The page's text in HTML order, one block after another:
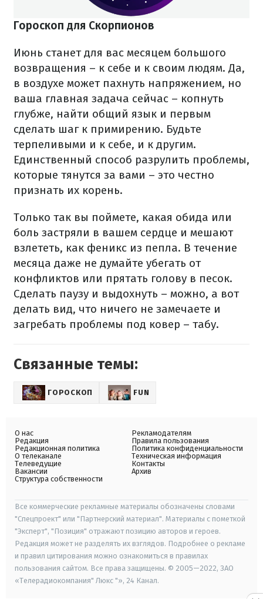
Гороскоп для Скорпионов
Июнь станет для вас месяцем большого
возвращения – к себе и к своим людям. Да,
в воздухе может пахнуть напряжением, но
ваша главная задача сейчас – копнуть
глубже, найти общий язык и первым
сделать шаг к примирению. Будьте
терпеливыми и к себе, и к другим.
Единственный способ разрулить проблемы,
которые тянутся за вами – это честно
признать их корень.
Только так вы поймете, какая обида или
боль застряли в вашем сердце и мешают
взлететь, как феникс из пепла. В течение
месяца даже не думайте убегать от
конфликтов или прятать голову в песок.
Сделать паузу и выдохнуть – можно, а вот
делать вид, что ничего не замечаете и
загребать проблемы под ковер – табу.
Связанные темы:
ГОРОСКОП FUN
О нас
Редакция
Редакционная политика
О телеканале
Телеведущие
Вакансии
Структура собственности
Рекламодателям
Правила пользования
Политика конфиденциальности
Техническая информация
Контакты
Архив
Все коммерческие рекламные материалы обозначены словами
"Спецпроект" или "Партнерский материал". Материалы с пометкой
"Эксперт", "Позиция" отражают позицию авторов и героев.
Редакция может не разделять их взглядов. Подробнее о рекламе
и правил цитирования можно ознакомиться в правилах
пользования сайтом. Все права защищены. © 2005—2022, ЗАО
«Телерадиокомпания" Люкс "», 24 Канал.